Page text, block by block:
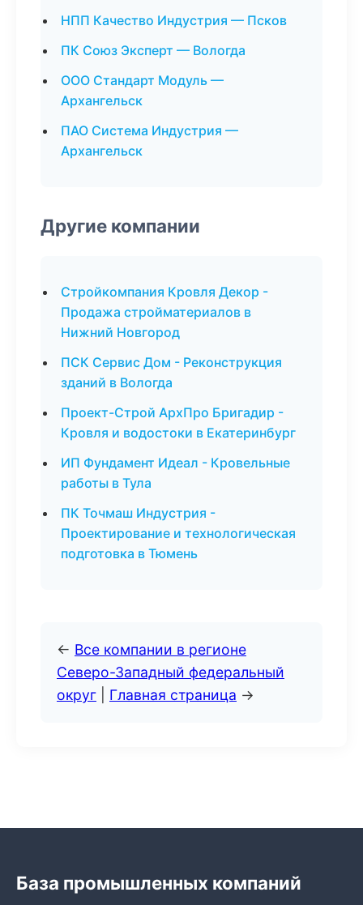
НПП Качество Индустрия — Псков
ПК Союз Эксперт — Вологда
ООО Стандарт Модуль —
Архангельск
ПАО Система Индустрия —
Архангельск
Другие компании
Стройкомпания Кровля Декор -
Продажа стройматериалов в
Нижний Новгород
ПСК Сервис Дом - Реконструкция
зданий в Вологда
Проект-Строй АрхПро Бригадир -
Кровля и водостоки в Екатеринбург
ИП Фундамент Идеал - Кровельные
работы в Тула
ПК Точмаш Индустрия -
Проектирование и технологическая
подготовка в Тюмень
← Все компании в регионе
Северо-Западный федеральный
округ
Главная страница →
База промышленных компаний